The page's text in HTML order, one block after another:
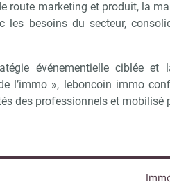
route marketing et produit, la
les besoins du secteur,
événementielle ciblée et
l’immo », leboncoin immo
des professionnels et mobilisé